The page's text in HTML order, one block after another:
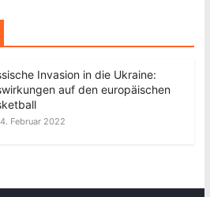
Invasion in die Ukraine:
auf den europäischen
Februar 2022